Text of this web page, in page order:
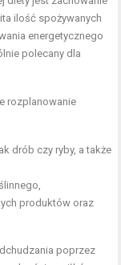
ilość spożywanych
energetycznego
polecany dla
rozplanowanie
drób czy ryby, a także
produktów oraz
poprzez